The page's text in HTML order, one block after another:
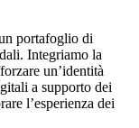
portafoglio di
Integriamo la
un’identità
a supporto dei
l’esperienza dei